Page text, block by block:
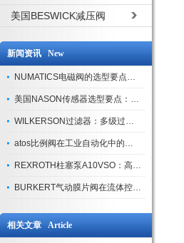
美国BESWICK减压阀
新闻资讯 New
NUMATICS电磁阀的选型要点与使用注意事项
美国NASON传感器选型要点：精度、量程与接口适配指南
WILKERSON过滤器：多级过滤技术，适配多行业净化需求
atos比例阀在工业自动化中的关键应用
REXROTH柱塞泵A10VSO：高效液压系统的核心组件
BURKERT气动膜片阀在流体控制中的应用
相关文章 Article